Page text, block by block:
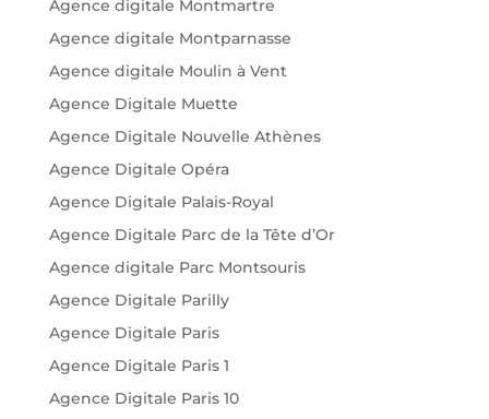
Agence digitale Montmartre
Agence digitale Montparnasse
Agence digitale Moulin à Vent
Agence Digitale Muette
Agence Digitale Nouvelle Athènes
Agence Digitale Opéra
Agence Digitale Palais-Royal
Agence Digitale Parc de la Tête d’Or
Agence digitale Parc Montsouris
Agence Digitale Parilly
Agence Digitale Paris
Agence Digitale Paris 1
Agence Digitale Paris 10